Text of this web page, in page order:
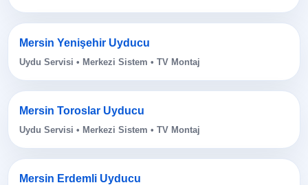
Mersin Yenişehir Uyducu
Uydu Servisi • Merkezi Sistem • TV Montaj
Mersin Toroslar Uyducu
Uydu Servisi • Merkezi Sistem • TV Montaj
Mersin Erdemli Uyducu